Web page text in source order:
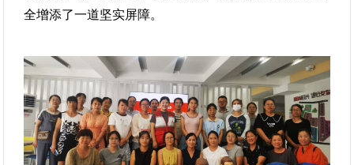
全增添了一道坚实屏障。